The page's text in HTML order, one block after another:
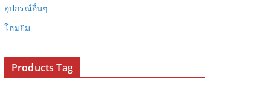
อุปกรณ์อื่นๆ
โฮมยิม
Products Tag